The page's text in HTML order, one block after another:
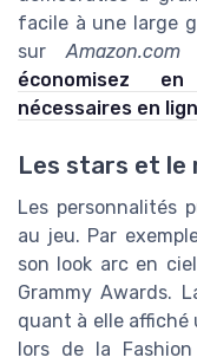
facile à une large
surAmazon.com
économisez
nécessaires en
Les stars et le
Les personnalités
au jeu. Par
son look arc en
Grammy Awards.
quant à elle affiché
lors de la